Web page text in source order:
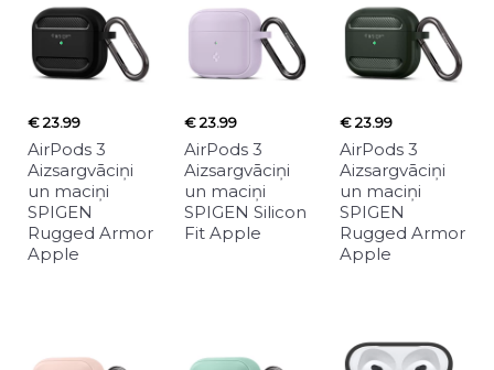
€ 23.99
AirPods 3
Aizsargvāciņi
un maciņi
SPIGEN
Rugged Armor
Apple
€ 23.99
AirPods 3
Aizsargvāciņi
un maciņi
SPIGEN Silicon
Fit Apple
€ 23.99
AirPods 3
Aizsargvāciņi
un maciņi
SPIGEN
Rugged Armor
Apple